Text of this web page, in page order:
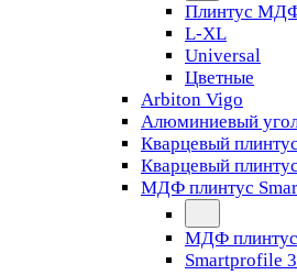
Плинтус
L-XL
Universal
Цветные
Arbiton Vigo
Алюминиевый
Кварцевый
Кварцевый
МДФ плинтус
МДФ
Smartprofile